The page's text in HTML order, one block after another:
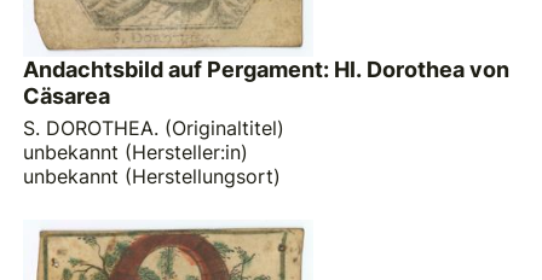
Andachtsbild auf Pergament: Hl. Dorothea von
Cäsarea
S. DOROTHEA. (Originaltitel)
unbekannt (Hersteller:in)
unbekannt (Herstellungsort)